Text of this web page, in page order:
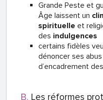
Grande Peste et
Âge laissent un
spirituelle et
des indulgences
certains fidèles
dénoncer ses
d’encadrement
Les réformes